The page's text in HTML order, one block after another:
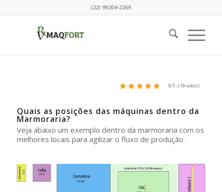
(22) 99204-2269
5/5 - (19 votos)
Quais as posições das máquinas dentro da
Marmoraria?
Veja abaixo um exemplo dentro da marmoraria com os
melhores locais para agilizar o fluxo de produção.